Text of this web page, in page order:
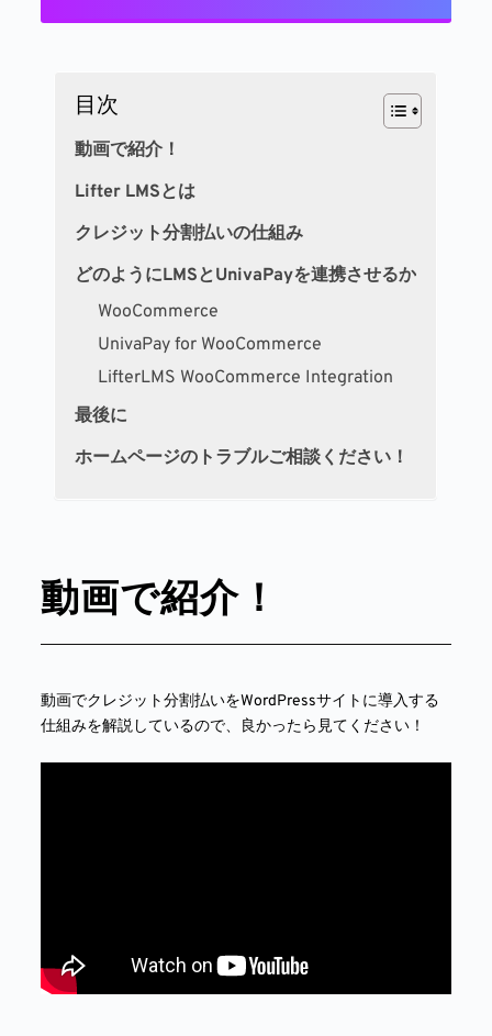
目次
動画で紹介！
Lifter LMSとは
クレジット分割払いの仕組み
どのようにLMSとUnivaPayを連携させるか
WooCommerce
UnivaPay for WooCommerce
LifterLMS WooCommerce Integration
最後に
ホームページのトラブルご相談ください！
動画で紹介！
動画でクレジット分割払いをWordPressサイトに導入する
仕組みを解説しているので、良かったら見てください！